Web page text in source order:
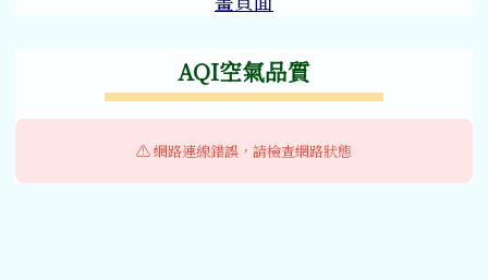
AQI空氣品質
⚠️ 網路連線錯誤，請檢查網路狀態